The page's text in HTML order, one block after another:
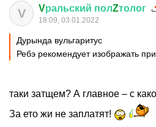
V Vральский полZтолог
18:09, 03.01.2022
Дурында вульгаритус
Ребэ рекомендует изображать
таки затщем? А главное – с
За ето жи не заплатят!